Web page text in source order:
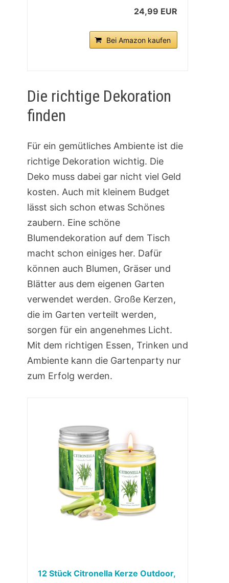
24,99 EUR
Bei Amazon kaufen
Die richtige Dekoration
finden
Für ein gemütliches Ambiente ist die
richtige Dekoration wichtig. Die
Deko muss dabei gar nicht viel Geld
kosten. Auch mit kleinem Budget
lässt sich schon etwas Schönes
zaubern. Eine schöne
Blumendekoration auf dem Tisch
macht schon einiges her. Dafür
können auch Blumen, Gräser und
Blätter aus dem eigenen Garten
verwendet werden. Große Kerzen,
die im Garten verteilt werden,
sorgen für ein angenehmes Licht.
Mit dem richtigen Essen, Trinken und
Ambiente kann die Gartenparty nur
zum Erfolg werden.
12 Stück Citronella Kerze Outdoor,